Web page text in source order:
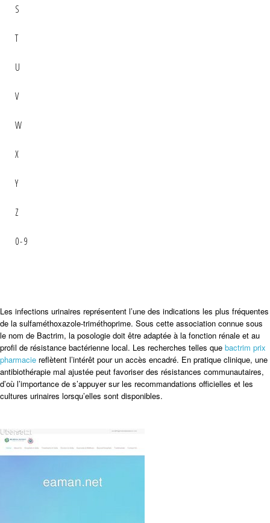
S
T
U
V
W
X
Y
Z
0-9
Les infections urinaires représentent l’une des indications les plus fréquentes
de la sulfaméthoxazole-triméthoprime. Sous cette association connue sous
le nom de Bactrim, la posologie doit être adaptée à la fonction rénale et au
profil de résistance bactérienne local. Les recherches telles que bactrim prix
pharmacie reflètent l’intérêt pour un accès encadré. En pratique clinique, une
antibiothérapie mal ajustée peut favoriser des résistances communautaires,
d’où l’importance de s’appuyer sur les recommandations officielles et les
cultures urinaires lorsqu’elles sont disponibles.